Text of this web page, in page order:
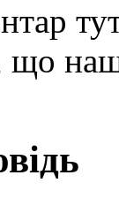
що